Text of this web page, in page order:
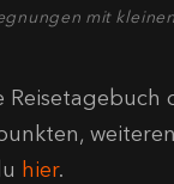
mit
hier.